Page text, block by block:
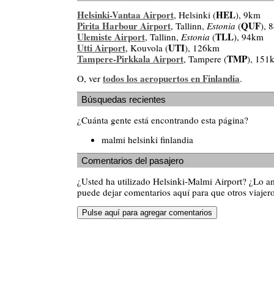
Helsinki-Vantaa Airport, Helsinki (HEL), 9km
Pirita Harbour Airport, Tallinn, Estonia (QUF),
Ulemiste Airport, Tallinn, Estonia (TLL), 94km
Utti Airport, Kouvola (UTI), 126km
Tampere-Pirkkala Airport, Tampere (TMP),
O, ver todos los aeropuertos en Finlandia.
Búsquedas recientes
¿Cuánta gente está encontrando esta página?
malmi helsinki finlandia
Comentarios del pasajero
¿Usted ha utilizado Helsinki-Malmi Airport? ¿Lo
puede dejar comentarios aquí para que otros